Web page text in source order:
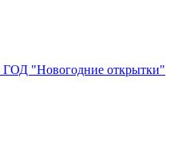
ГОД "Новогодние открытки"